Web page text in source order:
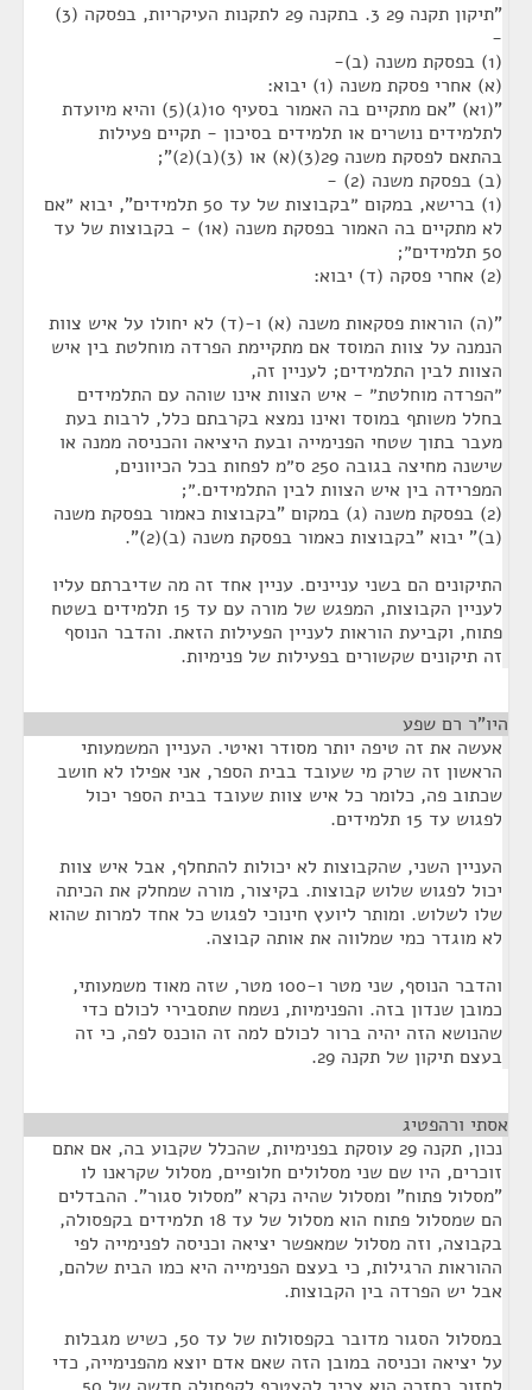
"תיקון תקנה 29 3. בתקנה 29 לתקנות העיקריות, בפסקה (3)
-
(1) בפסקת משנה (ב)-
(א) אחרי פסקת משנה (1) יבוא:
"(1א) "אם מתקיים בה האמור בסעיף 10(ג)(5) והיא מיועדת
לתלמידים נושרים או תלמידים בסיכון - תקיים פעילות
בהתאם לפסקת משנה 29(3)(א) או (3)(ב)(2)";
(ב) בפסקת משנה (2) -
(1) ברישא, במקום ״בקבוצות של עד 50 תלמידים", יבוא ״אם
לא מתקיים בה האמור בפסקת משנה (א1) - בקבוצות של עד
50 תלמידים״;
(2) אחרי פסקה (ד) יבוא:
"(ה) הוראות פסקאות משנה (א) ו-(ד) לא יחולו על איש צוות
הנמנה על צוות המוסד אם מתקיימת הפרדה מוחלטת בין איש
הצוות לבין התלמידים; לעניין זה,
״הפרדה מוחלטת״ - איש הצוות אינו שוהה עם התלמידים
בחלל משותף במוסד ואינו נמצא בקרבתם כלל, לרבות בעת
מעבר בתוך שטחי הפנימייה ובעת היציאה והכניסה ממנה או
שישנה מחיצה בגובה 250 ס״מ לפחות בכל הכיוונים,
המפרידה בין איש הצוות לבין התלמידים.״;
(2) בפסקת משנה (ג) במקום "בקבוצות כאמור בפסקת משנה
(ב)" יבוא "בקבוצות כאמור בפסקת משנה (ב)(2)".
התיקונים הם בשני עניינים. עניין אחד זה מה שדיברתם עליו
לעניין הקבוצות, המפגש של מורה עם עד 15 תלמידים בשטח
פתוח, וקביעת הוראות לעניין הפעילות הזאת. והדבר הנוסף
זה תיקונים שקשורים בפעילות של פנימיות.
היו"ר רם שפע
אעשה את זה טיפה יותר מסודר ואיטי. העניין המשמעותי
הראשון זה שרק מי שעובד בבית הספר, אני אפילו לא חושב
שכתוב פה, כלומר כל איש צוות שעובד בבית הספר יכול
לפגוש עד 15 תלמידים.
העניין השני, שהקבוצות לא יכולות להתחלף, אבל איש צוות
יכול לפגוש שלוש קבוצות. בקיצור, מורה שמחלק את הכיתה
שלו לשלוש. ומותר ליועץ חינוכי לפגוש כל אחד למרות שהוא
לא מוגדר כמי שמלווה את אותה קבוצה.
והדבר הנוסף, שני מטר ו-100 מטר, שזה מאוד משמעותי,
כמובן שנדון בזה. והפנימיות, נשמח שתסבירי לכולם כדי
שהנושא הזה יהיה ברור לכולם למה זה הוכנס לפה, כי זה
בעצם תיקון של תקנה 29.
אסתי ורהפטיג
נכון, תקנה 29 עוסקת בפנימיות, שהכלל שקבוע בה, אם אתם
זוכרים, היו שם שני מסלולים חלופיים, מסלול שקראנו לו
"מסלול פתוח" ומסלול שהיה נקרא "מסלול סגור". ההבדלים
הם שמסלול פתוח הוא מסלול של עד 18 תלמידים בקפסולה,
בקבוצה, וזה מסלול שמאפשר יציאה וכניסה לפנימייה לפי
ההוראות הרגילות, כי בעצם הפנימייה היא כמו הבית שלהם,
אבל יש הפרדה בין הקבוצות.
במסלול הסגור מדובר בקפסולות של עד 50, כשיש מגבלות
על יציאה וכניסה במובן הזה שאם אדם יוצא מהפנימייה, כדי